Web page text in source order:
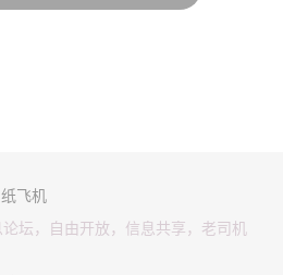
纸飞机
坛，自由开放，信息共享，老司机